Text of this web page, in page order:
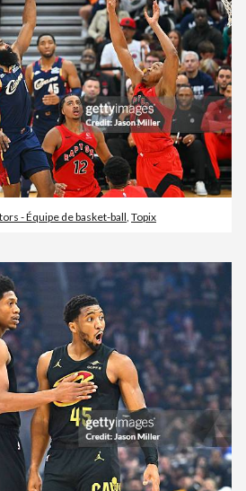
- Équipe de basket-ball, Topix